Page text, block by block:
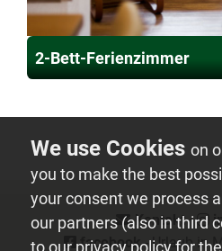
2-Bett-Ferienzimmer
Kontakt ⋅
facebook- Urlaub in
on
you to make the best
your consent we process
our partners (also in third
to our privacy policy for